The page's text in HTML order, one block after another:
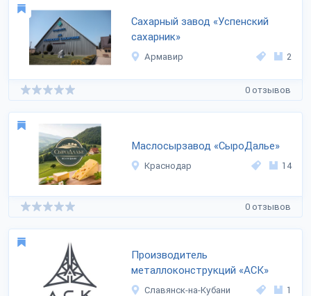
Сахарный завод «Успенский
сахарник»
Армавир 2
0 отзывов
Маслосырзавод «СыроДалье»
Краснодар 14
0 отзывов
Производитель
металлоконструкций «АСК»
Славянск-на-Кубани 1